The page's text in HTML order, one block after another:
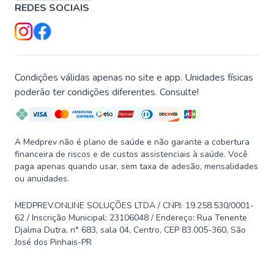
REDES SOCIAIS
Condições válidas apenas no site e app. Unidades físicas
poderão ter condições diferentes. Consulte!
A Medprev não é plano de saúde e não garante a cobertura
financeira de riscos e de custos assistenciais à saúde. Você
paga apenas quando usar, sem taxa de adesão, mensalidades
ou anuidades.
MEDPREV.ONLINE SOLUÇÕES LTDA / CNPJ: 19.258.530/0001-
62 / Inscrição Municipal: 23106048 / Endereço: Rua Tenente
Djalma Dutra, n° 683, sala 04, Centro, CEP 83.005-360, São
José dos Pinhais-PR